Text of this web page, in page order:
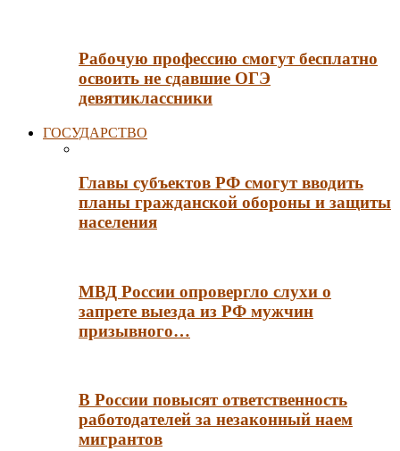
Рабочую профессию смогут бесплатно
освоить не сдавшие ОГЭ
девятиклассники
ГОСУДАРСТВО
Главы субъектов РФ смогут вводить
планы гражданской обороны и защиты
населения
МВД России опровергло слухи о
запрете выезда из РФ мужчин
призывного…
В России повысят ответственность
работодателей за незаконный наем
мигрантов